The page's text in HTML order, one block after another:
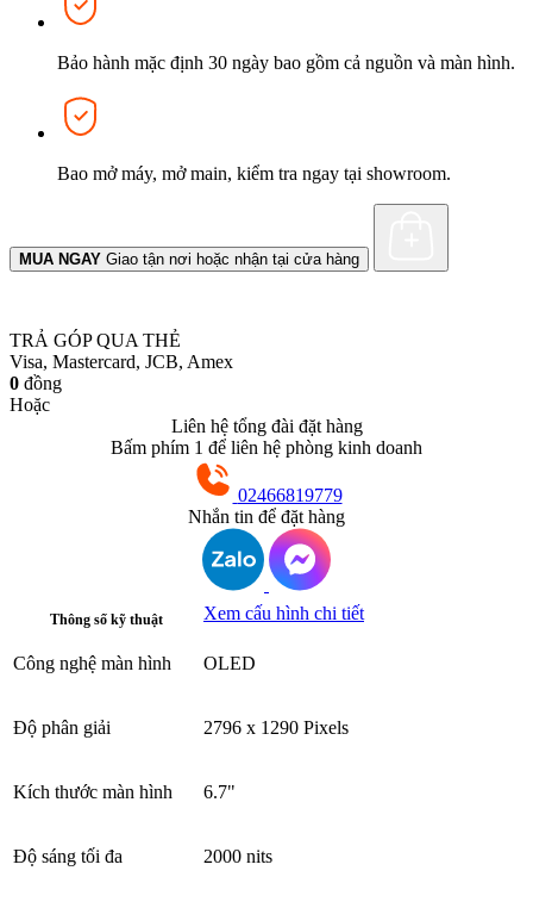
Bảo hành mặc định 30 ngày bao gồm cả nguồn và màn hình.
Bao mở máy, mở main, kiểm tra ngay tại showroom.
MUA NGAY Giao tận nơi hoặc nhận tại cửa hàng
TRẢ GÓP QUA THẺ
Visa, Mastercard, JCB, Amex
0 đồng
Hoặc
Liên hệ tổng đài đặt hàng
Bấm phím 1 để liên hệ phòng kinh doanh
02466819779
Nhắn tin để đặt hàng
Thông số kỹ thuật Xem cấu hình chi tiết
Công nghệ màn hình OLED
Độ phân giải 2796 x 1290 Pixels
Kích thước màn hình 6.7"
Độ sáng tối đa 2000 nits